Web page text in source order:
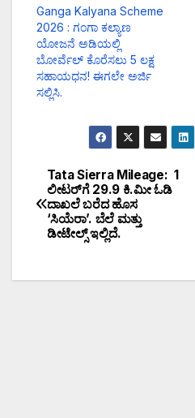
Ganga Kalyana Scheme
2026 : ಗಂಗಾ ಕಲ್ಯಾಣ
ಯೋಜನೆ ಅಡಿಯಲ್ಲಿ
ಬೋರ್ವೆಲ್ ಕೊರೆಸಲು 5 ಲಕ್ಷ
ಸಹಾಯಧನ! ಈಗಲೇ ಅರ್ಜಿ
ಸಲ್ಲಿಸಿ.
Tata Sierra Mileage: 1
ಲೀಟರ್‌ಗೆ 29.9 ಕಿ.ಮೀ ಓಡಿ
ದಾಖಲೆ ಬರೆದ ಹೊಸ
‘ಸಿಯೆರಾ’. ಬೆಲೆ ಮತ್ತು
ಡೀಟೇಲ್ಸ್ ಇಲ್ಲಿದೆ.